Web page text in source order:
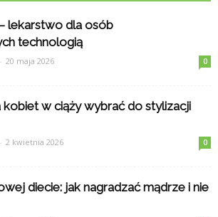
lekarstwo dla osób
technologią
- 20 maja 2026 0
kobiet w ciąży wybrać do stylizacji
- 2 kwietnia 2026 0
diecie: jak nagradzać mądrze i nie